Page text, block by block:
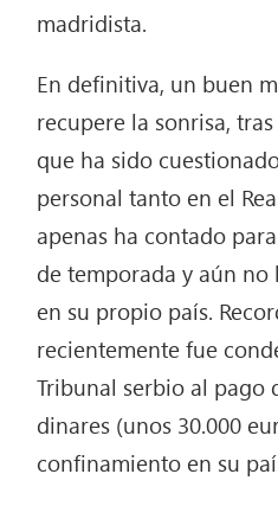
madridista.
En definitiva, un buen
recupere la sonrisa,
que ha sido
personal tanto en el
apenas ha contado
de temporada y aún
en su propio país.
recientemente fue
Tribunal serbio al pago
dinares (unos 30.000
confinamiento en su